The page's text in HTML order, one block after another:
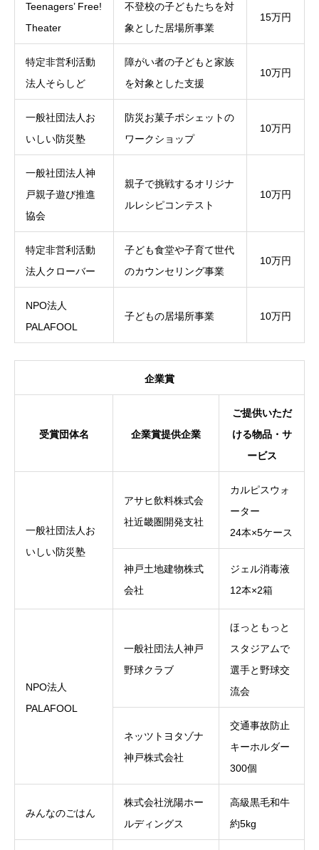
Teenagers’ Free!
Theater
不登校の子どもたちを対
象とした居場所事業
15万円
特定非営利活動
法人そらしど
障がい者の子どもと家族
を対象とした支援
10万円
一般社団法人お
いしい防災塾
防災お菓子ポシェットの
ワークショップ
10万円
一般社団法人神
戸親子遊び推進
協会
親子で挑戦するオリジナ
ルレシピコンテスト
10万円
特定非営利活動
法人クローバー
子ども食堂や子育て世代
のカウンセリング事業
10万円
NPO法人
PALAFOOL
子どもの居場所事業 10万円
企業賞
受賞団体名 企業賞提供企業
ご提供いただ
ける物品・サ
ービス
一般社団法人お
いしい防災塾
アサヒ飲料株式会
社近畿圏開発支社
カルピスウォ
ーター
24本×5ケース
神戸土地建物株式
会社
ジェル消毒液
12本×2箱
NPO法人
PALAFOOL
一般社団法人神戸
野球クラブ
ほっともっと
スタジアムで
選手と野球交
流会
ネッツトヨタゾナ
神戸株式会社
交通事故防止
キーホルダー
300個
みんなのごはん
株式会社洸陽ホー
ルディングス
高級黒毛和牛
約5kg